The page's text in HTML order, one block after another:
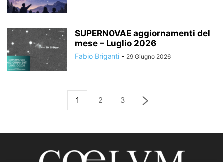
SUPERNOVAE aggiornamenti del
mese – Luglio 2026
Fabio Briganti - 29 Giugno 2026
1 2 3